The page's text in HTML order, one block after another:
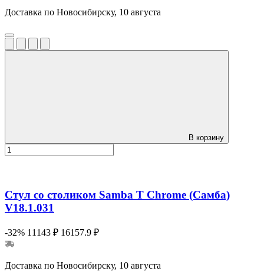
Доставка по Новосибирску, 10 августа
В корзину
Стул со столиком Samba T Chrome (Самба)
V18.1.031
-32% 11143 ₽ 16157.9 ₽
Доставка по Новосибирску, 10 августа